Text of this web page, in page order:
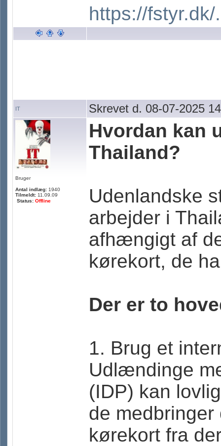
https://
IT Skrevet d. 08-07-2025
Bruger
Antal indlæg: 1940
Tilmeldt: 11.09.09
Status: Offline
Hvordan kan
Thailand?
Udenlandske
arbejder i
afhængigt af
kørekort, de
Der er to
1. Brug et
Udlændinge
(IDP) kan
de
kørekort fra